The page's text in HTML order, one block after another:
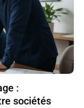
:
sociétés